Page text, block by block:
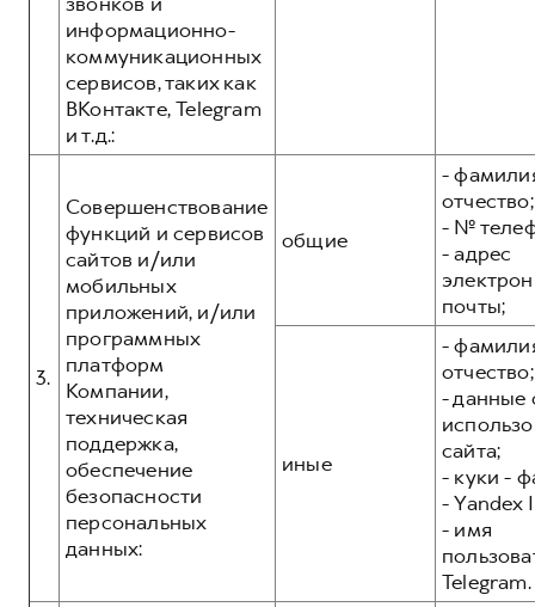
информационно-
коммуникационных
сервисов, таких как
ВКонтакте, Telegram
и т.д.:
3.
Совершенствование
функций и сервисов
сайтов и/или
мобильных
приложений, и/или
программных
платформ
Компании,
техническая
поддержка,
обеспечение
безопасности
персональных
данных:
общие
-
отчество;
- №
- адрес
почты;
иные
-
отчество;
- данные
сайта;
- куки -
- Yandex
- имя
Telegram.